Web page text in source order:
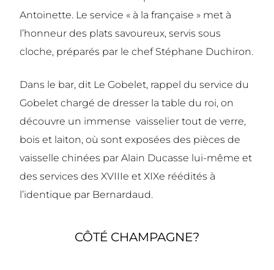
Antoinette. Le service « à la française » met à
l’honneur des plats savoureux, servis sous
cloche, préparés par le chef Stéphane Duchiron.
Dans le bar, dit Le Gobelet, rappel du service du
Gobelet chargé de dresser la table du roi, on
découvre un immense vaisselier tout de verre,
bois et laiton, où sont exposées des pièces de
vaisselle chinées par Alain Ducasse lui-même et
des services des XVIIIe et XIXe réédités à
l’identique par Bernardaud.
CÔTÉ CHAMPAGNE?